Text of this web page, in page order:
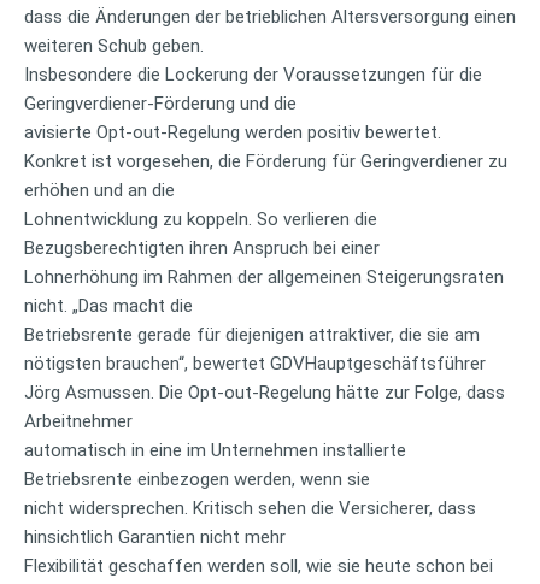
dass die Änderungen der betrieblichen Altersversorgung einen
weiteren Schub geben.
Insbesondere die Lockerung der Voraussetzungen für die
Geringverdiener-Förderung und die
avisierte Opt-out-Regelung werden positiv bewertet.
Konkret ist vorgesehen, die Förderung für Geringverdiener zu
erhöhen und an die
Lohnentwicklung zu koppeln. So verlieren die
Bezugsberechtigten ihren Anspruch bei einer
Lohnerhöhung im Rahmen der allgemeinen Steigerungsraten
nicht. „Das macht die
Betriebsrente gerade für diejenigen attraktiver, die sie am
nötigsten brauchen“, bewertet GDVHauptgeschäftsführer
Jörg Asmussen. Die Opt-out-Regelung hätte zur Folge, dass
Arbeitnehmer
automatisch in eine im Unternehmen installierte
Betriebsrente einbezogen werden, wenn sie
nicht widersprechen. Kritisch sehen die Versicherer, dass
hinsichtlich Garantien nicht mehr
Flexibilität geschaffen werden soll, wie sie heute schon bei